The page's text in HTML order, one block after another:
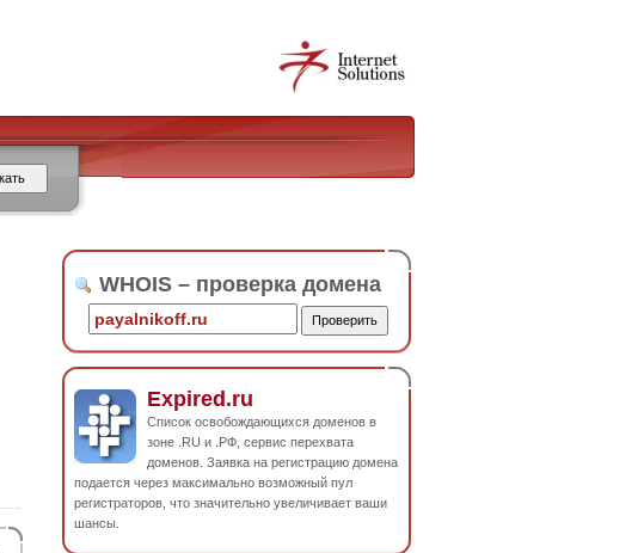
WHOIS – проверка домена
Expired.ru
Список освобождающихся доменов в
зоне .RU и .РФ, сервис перехвата
доменов. Заявка на регистрацию домена
подается через максимально возможный пул
регистраторов, что значительно увеличивает ваши
шансы.